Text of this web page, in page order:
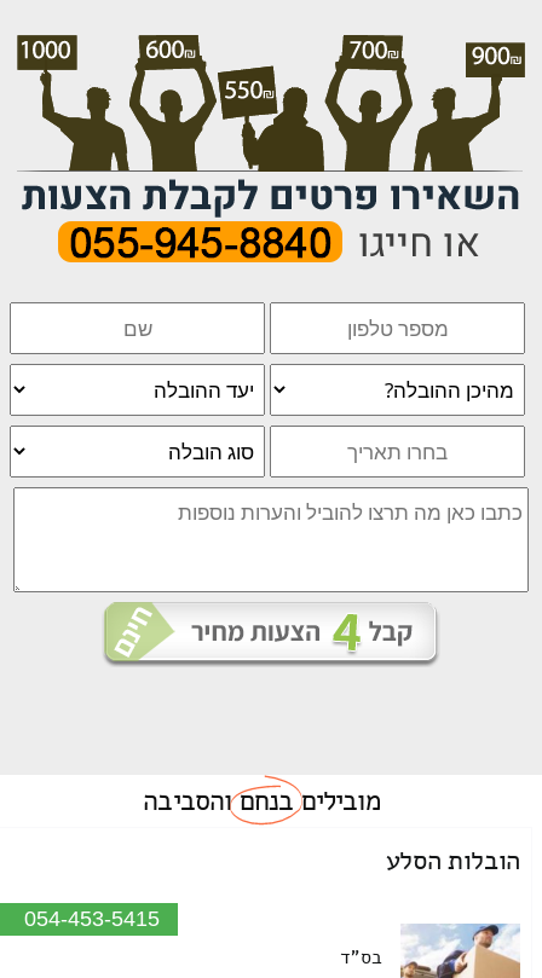
מוביליםבנחםוהסביבה
הובלות הסלע
054-453-5415
בס"ד